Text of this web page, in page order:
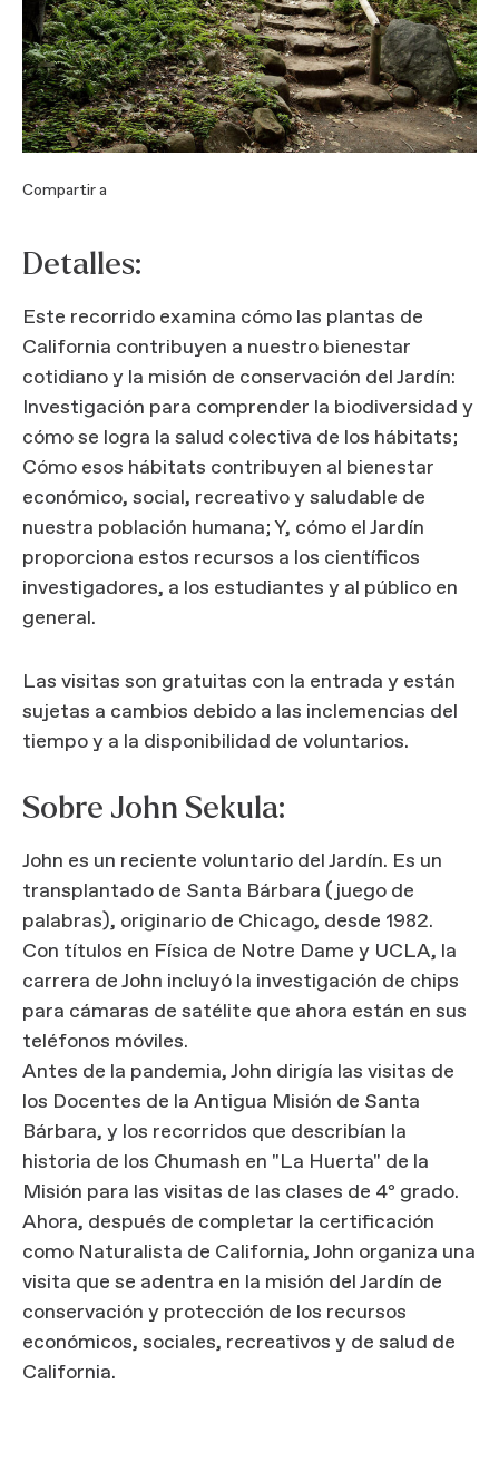
Detalles:
Este recorrido examina cómo las plantas de
California contribuyen a nuestro bienestar
cotidiano y la misión de conservación del Jardín:
Investigación para comprender la biodiversidad y
cómo se logra la salud colectiva de los hábitats;
Cómo esos hábitats contribuyen al bienestar
económico, social, recreativo y saludable de
nuestra población humana; Y, cómo el Jardín
proporciona estos recursos a los científicos
investigadores, a los estudiantes y al público en
general.
Las visitas son gratuitas con la entrada y están
sujetas a cambios debido a las inclemencias del
tiempo y a la disponibilidad de voluntarios.
Sobre John Sekula:
John es un reciente voluntario del Jardín. Es un
transplantado de Santa Bárbara (juego de
palabras), originario de Chicago, desde 1982.
Con títulos en Física de Notre Dame y UCLA, la
carrera de John incluyó la investigación de chips
para cámaras de satélite que ahora están en sus
teléfonos móviles.
Antes de la pandemia, John dirigía las visitas de
los Docentes de la Antigua Misión de Santa
Bárbara, y los recorridos que describían la
historia de los Chumash en "La Huerta" de la
Misión para las visitas de las clases de 4º grado.
Ahora, después de completar la certificación
como Naturalista de California, John organiza una
visita que se adentra en la misión del Jardín de
conservación y protección de los recursos
económicos, sociales, recreativos y de salud de
California.
Compartir a